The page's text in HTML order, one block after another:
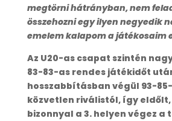
megtörni hátrányban, nem
összehozni egy ilyen negyedik
emelem kalapom a játékosaim
Az U20-as csapat szintén
83-83-as rendes játékidőt
hosszabbításban végül 93-
közvetlen riválistól, így
bizonnyal a 3. helyen végez a